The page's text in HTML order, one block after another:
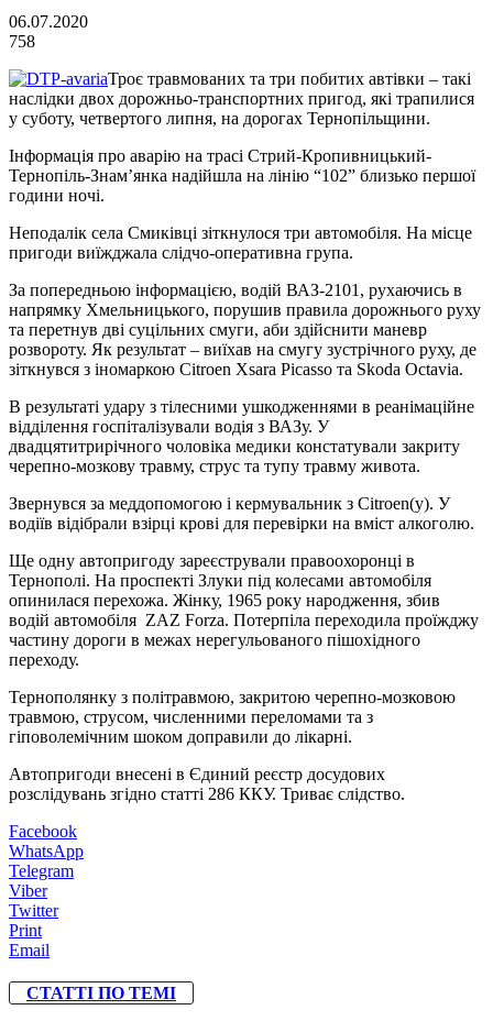
06.07.2020
758
Троє травмованих та три побитих автівки – такі
наслідки двох дорожньо-транспортних пригод, які трапилися
у суботу, четвертого липня, на дорогах Тернопільщини.
Інформація про аварію на трасі Стрий-Кропивницький-
Тернопіль-Знам’янка надійшла на лінію “102” близько першої
години ночі.
Неподалік села Смиківці зіткнулося три автомобіля. На місце
пригоди виїжджала слідчо-оперативна група.
За попередньою інформацією, водій ВАЗ-2101, рухаючись в
напрямку Хмельницького, порушив правила дорожнього руху
та перетнув дві суцільних смуги, аби здійснити маневр
розвороту. Як результат – виїхав на смугу зустрічного руху, де
зіткнувся з іномаркою Citroen Xsara Picasso та Skoda Octavia.
В результаті удару з тілесними ушкодженнями в реанімаційне
відділення госпіталізували водія з ВАЗу. У
двадцятитрирічного чоловіка медики констатували закриту
черепно-мозкову травму, струс та тупу травму живота.
Звернувся за меддопомогою і кермувальник з Citroen(у). У
водіїв відібрали взірці крові для перевірки на вміст алкоголю.
Ще одну автопригоду зареєстрували правоохоронці в
Тернополі. На проспекті Злуки під колесами автомобіля
опинилася перехожа. Жінку, 1965 року народження, збив
водій автомобіля ZAZ Forza. Потерпіла переходила проїжджу
частину дороги в межах нерегульованого пішохідного
переходу.
Тернополянку з політравмою, закритою черепно-мозковою
травмою, струсом, численними переломами та з
гіповолемічним шоком доправили до лікарні.
Автопригоди внесені в Єдиний реєстр досудових
розслідувань згідно статті 286 ККУ. Триває слідство.
Facebook
WhatsApp
Telegram
Viber
Twitter
Print
Email
СТАТТІ ПО ТЕМІ